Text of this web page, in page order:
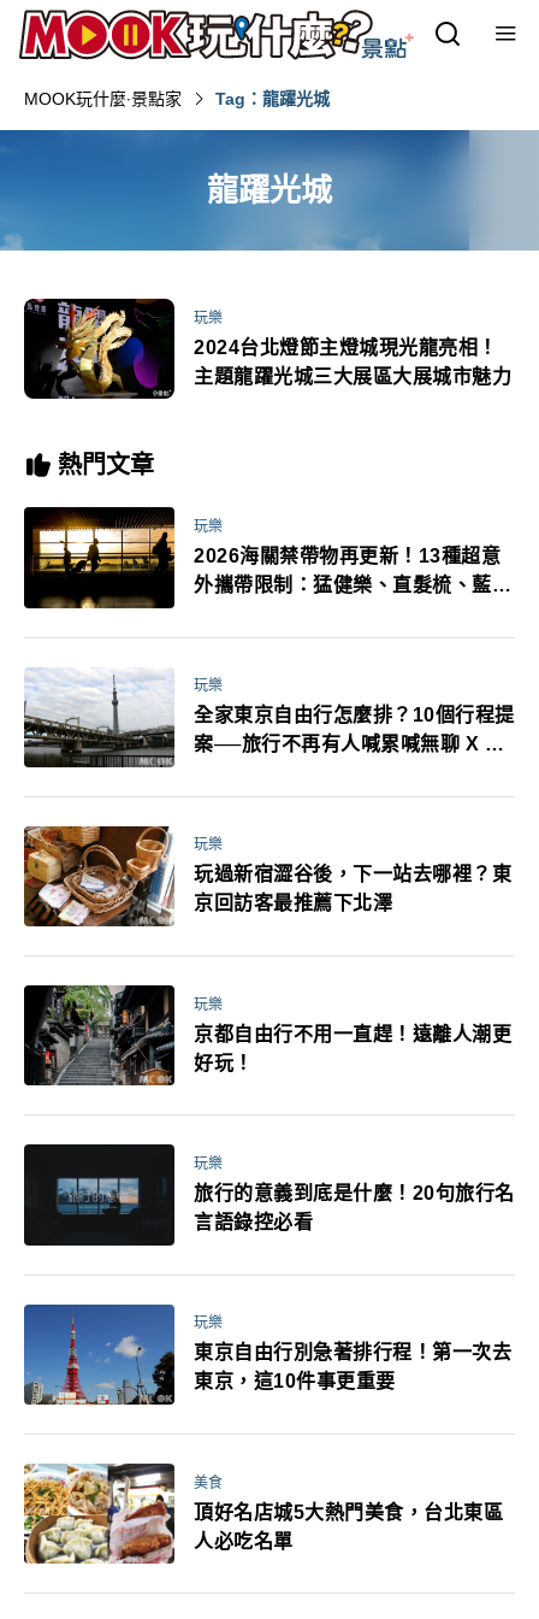
MOOK玩什麼‧景點家 Tag：龍躍光城
龍躍光城
玩樂
2024台北燈節主燈城現光龍亮相！
主題龍躍光城三大展區大展城市魅力
熱門文章
玩樂
2026海關禁帶物再更新！13種超意
外攜帶限制：猛健樂、直髮梳、藍牙
萬！注意事項一次看！
玩樂
全家東京自由行怎麼排？10個行程提
案──旅行不再有人喊累喊無聊 X 爸
玩樂
玩過新宿澀谷後，下一站去哪裡？東
京回訪客最推薦下北澤
玩樂
京都自由行不用一直趕！遠離人潮更
好玩！
玩樂
旅行的意義到底是什麼！20句旅行名
言語錄控必看
玩樂
東京自由行別急著排行程！第一次去
東京，這10件事更重要
美食
頂好名店城5大熱門美食，台北東區
人必吃名單